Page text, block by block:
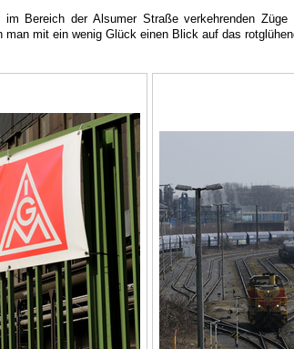
Bereich der Alsumer Straße verkehrenden
man mit ein wenig Glück einen Blick auf das